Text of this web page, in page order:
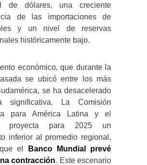
de dólares, una creciente
de las importaciones de
y un nivel de reservas
históricamente bajo.
económico, que durante la
se ubicó entre los más
se ha desacelerado
significativa. La Comisión
para América Latina y el
para 2025 un
inferior al promedio regional,
el
Banco Mundial prevé
contracción. Este escenario